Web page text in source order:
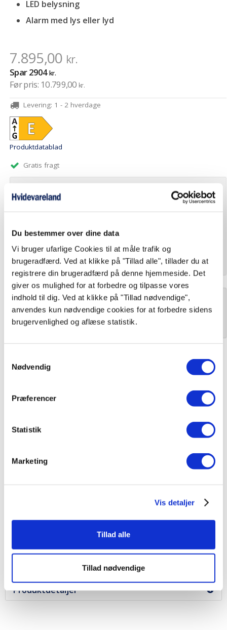
Du bestemmer over dine data
Vi bruger ufarlige Cookies til at måle trafik og
brugeradfærd. Ved at klikke på "Tillad alle", tillader du at
registrere din brugeradfærd på denne hjemmeside. Det
giver os mulighed for at forbedre og tilpasse vores
indhold til dig. Ved at klikke på "Tillad nødvendige",
anvendes kun nødvendige cookies for at forbedre sidens
brugervenlighed og aflæse statistik.
Nødvendig
Præferencer
Statistik
Marketing
Vis detaljer
Tillad alle
Tillad nødvendige
LED belysning
Alarm med lys eller lyd
7.895,00 kr.
Spar2904kr.
Før pris: 10.799,00 kr.
Levering: 1 - 2 hverdage
Produktdatablad
Gratis fragt
Tilkøb til produktet
[+ 0,00
Afhentning i butikken (Vejle)
[+ 0,00 kr.
*Levering+Indbæring/Opbæring[+ 399,00kr.
*Levering+Opbæring (Etage) [+ 699,00 kr.]
*Levering og Montering[+ 899,00kr.]
*Levering m. Opbæring (400,- kr.) og Montering (
899,- kr.)[+ 1.299,00kr. ]
Ingen bortskaffelse[+ 0,00kr.]
*Bortskaffelse af gl. produkt[+ 299,00kr.]
Antal stk. Læg i kurv
Produktdatablad
Produktdetaljer